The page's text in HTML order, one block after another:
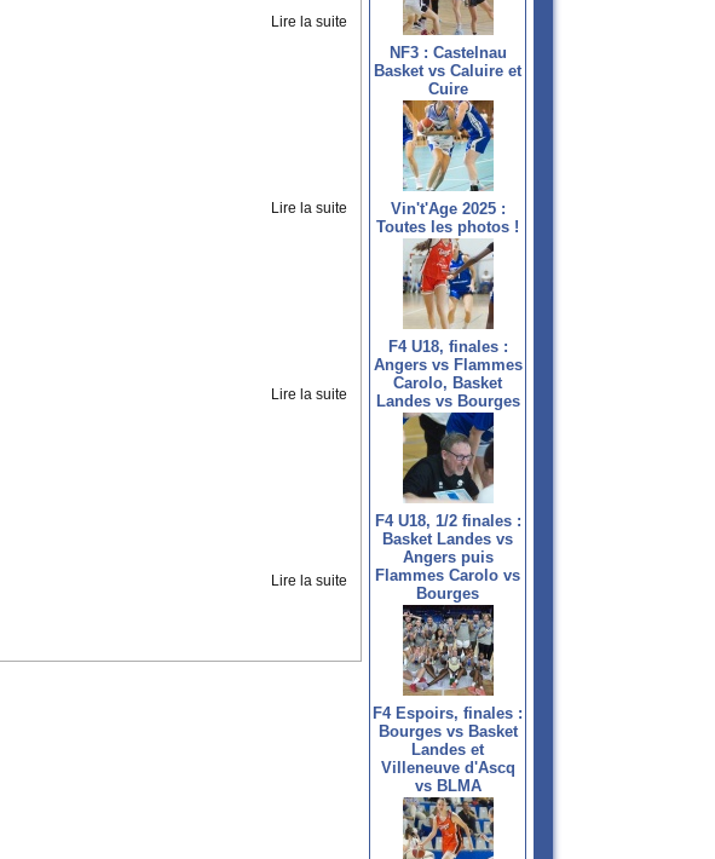
Lire la suite
Lire la suite
Lire la suite
Lire la suite
NF3 : Castelnau
Basket vs Caluire et
Cuire
Vin't'Age 2025 :
Toutes les photos !
F4 U18, finales :
Angers vs Flammes
Carolo, Basket
Landes vs Bourges
F4 U18, 1/2 finales :
Basket Landes vs
Angers puis
Flammes Carolo vs
Bourges
F4 Espoirs, finales :
Bourges vs Basket
Landes et
Villeneuve d'Ascq
vs BLMA